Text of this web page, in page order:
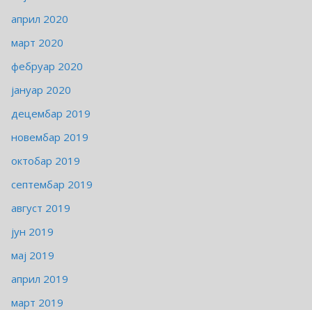
април 2020
март 2020
фебруар 2020
јануар 2020
децембар 2019
новембар 2019
октобар 2019
септембар 2019
август 2019
јун 2019
мај 2019
април 2019
март 2019